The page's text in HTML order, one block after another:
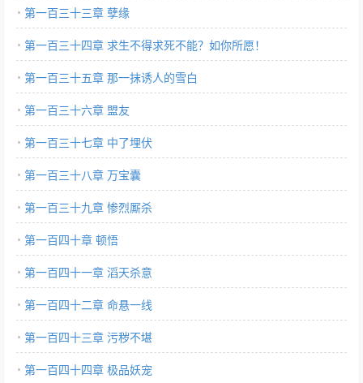
第一百三十三章 孽缘
第一百三十四章 求生不得求死不能？如你所愿！
第一百三十五章 那一抹诱人的雪白
第一百三十六章 盟友
第一百三十七章 中了埋伏
第一百三十八章 万宝囊
第一百三十九章 惨烈厮杀
第一百四十章 顿悟
第一百四十一章 滔天杀意
第一百四十二章 命悬一线
第一百四十三章 污秽不堪
第一百四十四章 极品妖宠